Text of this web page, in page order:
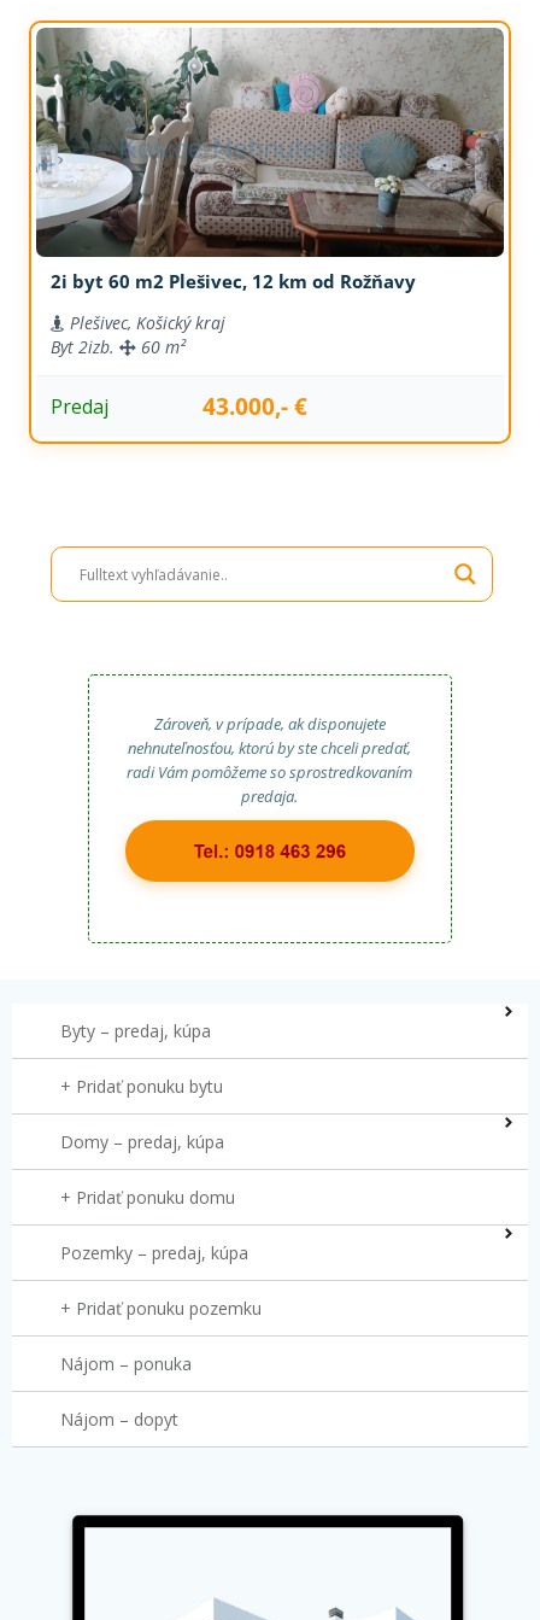
2i byt 60 m2 Plešivec, 12 km od Rožňavy
Plešivec, Košický kraj
Byt 2izb. 60 m²
Predaj 43.000,- €
Zároveň, v prípade, ak disponujete
nehnuteľnosťou, ktorú by ste chceli predať,
radi Vám pomôžeme so sprostredkovaním
predaja.
Byty – predaj, kúpa
+ Pridať ponuku bytu
Domy – predaj, kúpa
+ Pridať ponuku domu
Pozemky – predaj, kúpa
+ Pridať ponuku pozemku
Nájom – ponuka
Nájom – dopyt